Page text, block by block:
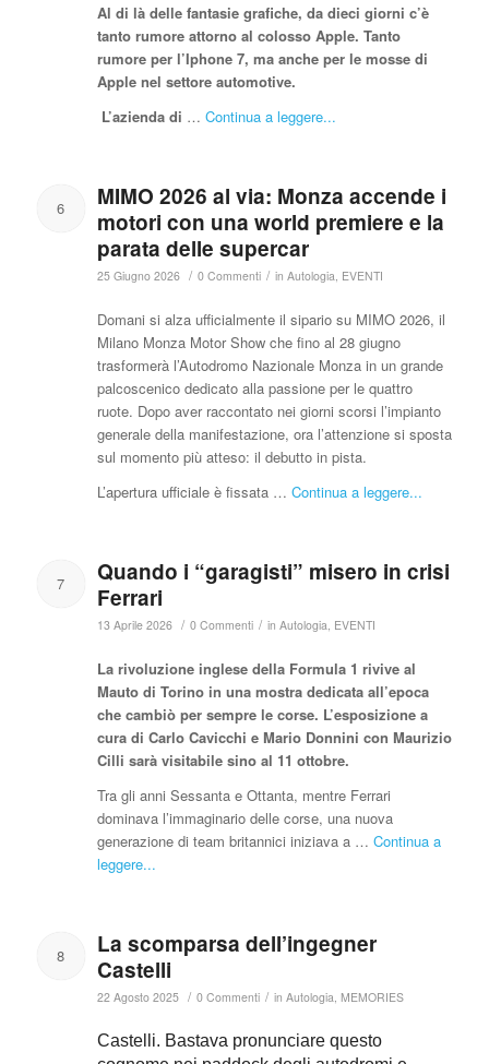
Al di là delle fantasie grafiche, da dieci giorni c’è
tanto rumore attorno al colosso Apple. Tanto
rumore per l’Iphone 7, ma anche per le mosse di
Apple nel settore automotive.
L’azienda di … Continua a leggere...
6
MIMO 2026 al via: Monza accende i
motori con una world premiere e la
parata delle supercar
25 Giugno 2026 / 0 Commenti / in Autologia EVENTI
Domani si alza ufficialmente il sipario su MIMO 2026, il
Milano Monza Motor Show che fino al 28 giugno
trasformerà l’Autodromo Nazionale Monza in un grande
palcoscenico dedicato alla passione per le quattro
ruote. Dopo aver raccontato nei giorni scorsi l’impianto
generale della manifestazione, ora l’attenzione si sposta
sul momento più atteso: il debutto in pista.
L’apertura ufficiale è fissata … Continua a leggere...
7
Quando i “garagisti” misero in crisi
Ferrari
13 Aprile 2026 / 0 Commenti / in Autologia, EVENTI
La rivoluzione inglese della Formula 1 rivive al
Mauto di Torino in una mostra dedicata all’epoca
che cambiò per sempre le corse. L’esposizione a
cura di Carlo Cavicchi e Mario Donnini con Maurizio
Cilli sarà visitabile sino al 11 ottobre.
Tra gli anni Sessanta e Ottanta, mentre Ferrari
dominava l’immaginario delle corse, una nuova
generazione di team britannici iniziava a … Continua a
leggere...
8
La scomparsa dell’ingegner
Castelli
22 Agosto 2025 / 0 Commenti / in Autologia, MEMORIES
Castelli. Bastava pronunciare questo